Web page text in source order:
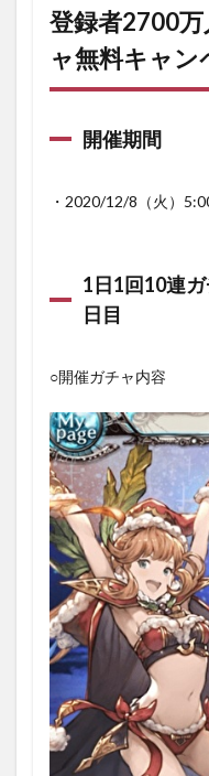
2700
万
人
1日1
回10
チャ
無料
ーン
1.1
開催
1.2
回10
連ガ
チャ
無料
キャ
ンペ
ーン
●1日
目
1.3
1日1
回10
チャ
無料
キャ
ンペ
登録者2700
ャ無料キャ
開催期間
・2020/12/8（火）
1日1回10連
日目
○開催ガチャ内容